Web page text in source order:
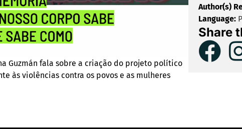
Guzmán fala sobre a criação do projeto político
às violências contra os povos e as mulheres
Author(s)
Language:
Share